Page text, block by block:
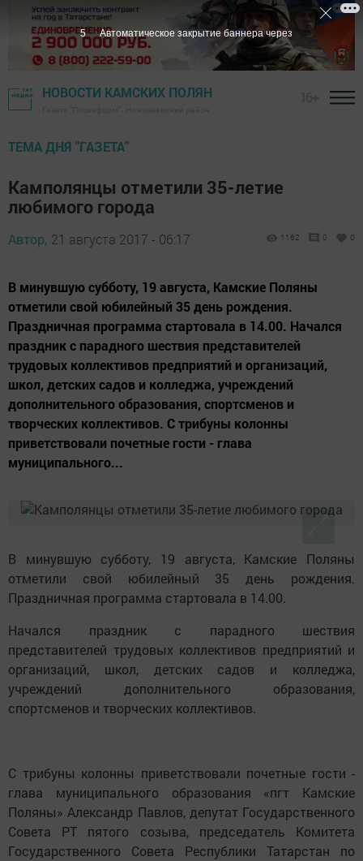
НОВОСТИ КАМСКИХ ПОЛЯН
ТЕМА ДНЯ "ГАЗЕТА"
Камполянцы отметили 35-летие
любимого города
Автор, 21 августа 2017 - 06:17 1162 0 0
В минувшую субботу, 19 августа, Камские Поляны
отметили свой юбилейный 35 день рождения.
Праздничная программа стартовала в 14.00. Начался
праздник с парадного шествия представителей
трудовых коллективов предприятий и организаций,
школ, детских садов и колледжа, учреждений
дополнительного образования, спортсменов и
творческих коллективов. С трибуны колонны
приветствовали почетные гости - глава
муниципального...
В минувшую субботу, 19 августа, Камские Поляны
отметили свой юбилейный 35 день рождения.
Праздничная программа стартовала в 14.00.
Начался праздник с парадного шествия
представителей трудовых коллективов предприятий и
организаций, школ, детских садов и колледжа,
учреждений дополнительного образования,
спортсменов и творческих коллективов.
С трибуны колонны приветствовали почетные гости -
глава муниципального образования «пгт Камские
Поляны» Александр Павлов, депутат Государственного
Совета РТ пятого созыва, председатель Комитета
Государственного Совета Республики Татарстан по
4 Автоматическое закрытие баннера через